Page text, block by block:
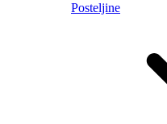
Posteljine